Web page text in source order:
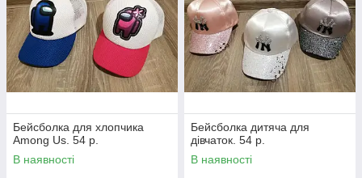
Бейсболка для хлопчика
Among Us. 54 р.
В наявності
Бейсболка дитяча для
дівчаток. 54 р.
В наявності